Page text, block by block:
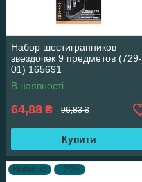
Набор шестигранников
звездочек 9 предметов (729-
01) 165691
В наявності
64,88 ₴ 96,83 ₴
Купити
Новинка –20%